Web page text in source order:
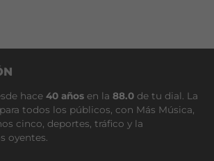
hace 40 años en la 88.0 de tu dial. La
todos los públicos, con Más Música,
cinco, deportes, tráfico y la
oyentes.